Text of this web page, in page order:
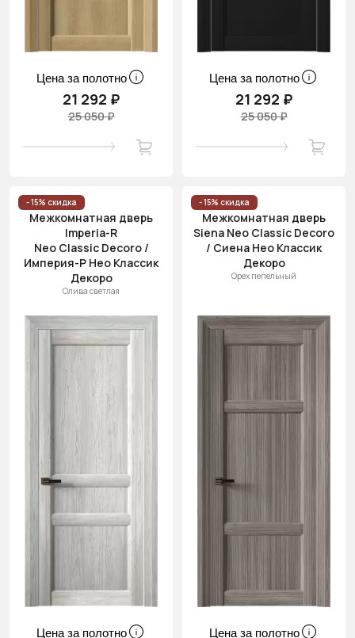
Цена за полотно
21 292 ₽
25 050 ₽
Цена за полотно
21 292 ₽
25 050 ₽
- 15% скидка
Межкомнатная дверь
Imperia-R
Neo Classic Decoro /
Империя-Р Нео Классик
Декоро
Олива светлая
Цена за полотно
- 15% скидка
Межкомнатная дверь
Siena Neo Classic Decoro
/ Сиена Нео Классик
Декоро
Орех пепельный
Цена за полотно